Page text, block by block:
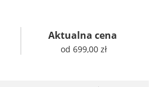
Aktualna cena
od 699,00 zł